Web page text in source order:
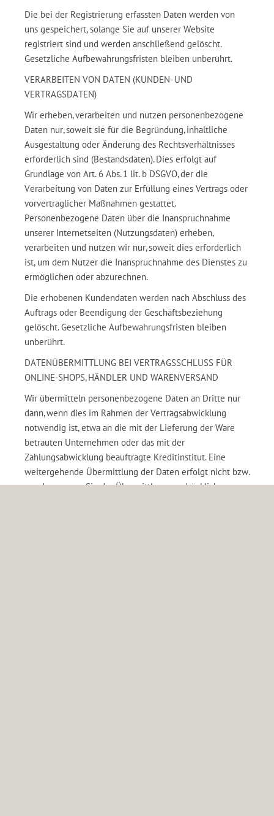
Die bei der Registrierung erfassten Daten werden von
uns gespeichert, solange Sie auf unserer Website
registriert sind und werden anschließend gelöscht.
Gesetzliche Aufbewahrungsfristen bleiben unberührt.
VERARBEITEN VON DATEN (KUNDEN- UND
VERTRAGSDATEN)
Wir erheben, verarbeiten und nutzen personenbezogene
Daten nur, soweit sie für die Begründung, inhaltliche
Ausgestaltung oder Änderung des Rechtsverhältnisses
erforderlich sind (Bestandsdaten). Dies erfolgt auf
Grundlage von Art. 6 Abs. 1 lit. b DSGVO, der die
Verarbeitung von Daten zur Erfüllung eines Vertrags oder
vorvertraglicher Maßnahmen gestattet.
Personenbezogene Daten über die Inanspruchnahme
unserer Internetseiten (Nutzungsdaten) erheben,
verarbeiten und nutzen wir nur, soweit dies erforderlich
ist, um dem Nutzer die Inanspruchnahme des Dienstes zu
ermöglichen oder abzurechnen.
Die erhobenen Kundendaten werden nach Abschluss des
Auftrags oder Beendigung der Geschäftsbeziehung
gelöscht. Gesetzliche Aufbewahrungsfristen bleiben
unberührt.
DATENÜBERMITTLUNG BEI VERTRAGSSCHLUSS FÜR
ONLINE-SHOPS, HÄNDLER UND WARENVERSAND
Wir übermitteln personenbezogene Daten an Dritte nur
dann, wenn dies im Rahmen der Vertragsabwicklung
notwendig ist, etwa an die mit der Lieferung der Ware
betrauten Unternehmen oder das mit der
Zahlungsabwicklung beauftragte Kreditinstitut. Eine
weitergehende Übermittlung der Daten erfolgt nicht bzw.
nur dann, wenn Sie der Übermittlung ausdrücklich